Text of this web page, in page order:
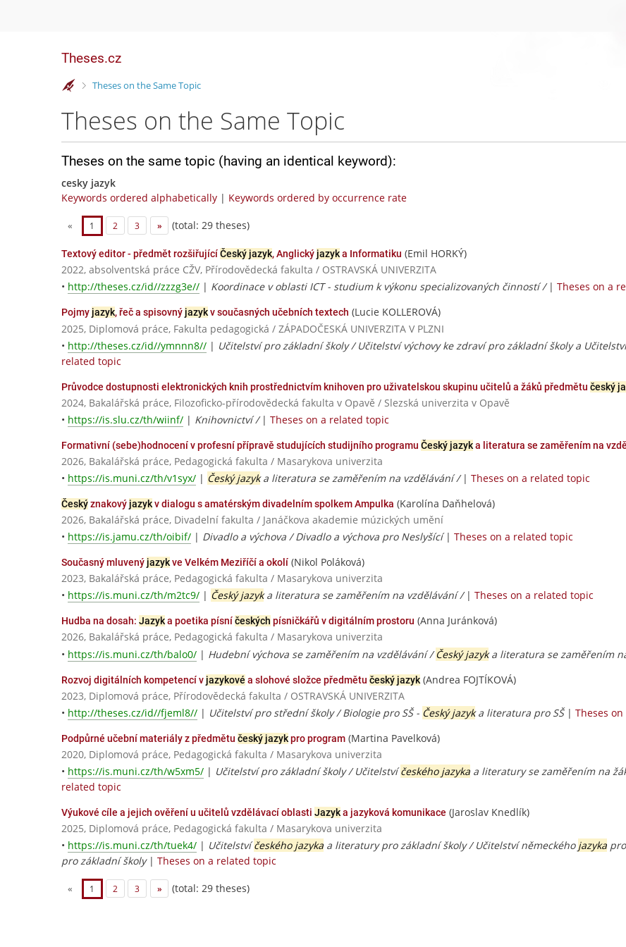
Theses.cz
>
Theses on the Same Topic
Theses on the Same Topic
Theses on the same topic (having an identical keyword):
cesky jazyk
Keywords ordered alphabetically | Keywords ordered by occurrence rate
« 1 2 3 » (total: 29 theses)
Textový editor - předmět rozšiřujícíČeský jazyk, Anglický jazyka Informatiku (Emil HORKÝ)
2022, absolventská práce CŽV, Přírodovědecká fakulta / OSTRAVSKÁ UNIVERZITA
• http://theses.cz/id//zzzg3e// | Koordinace v oblasti ICT - studium k výkonu specializovaných činností / | Theses on a
Pojmy jazyk, řeč a spisovný jazykv současných učebních textech (Lucie KOLLEROVÁ)
2025, Diplomová práce, Fakulta pedagogická / ZÁPADOČESKÁ UNIVERZITA V PLZNI
• http://theses.cz/id//ymnnn8// | Učitelství pro základní školy / Učitelství výchovy ke zdraví pro základní školy a
related topic
Průvodce dostupnosti elektronických knih prostřednictvím knihoven pro uživatelskou skupinu učitelů a žáků předmětu český
2024, Bakalářská práce, Filozoficko-přírodovědecká fakulta v Opavě / Slezská univerzita v Opavě
• https://is.slu.cz/th/wiinf/ | Knihovnictví / | Theses on a related topic
Formativní (sebe)hodnocení v profesní přípravě studujících studijního programu Český jazyka literatura se zaměřením na
2026, Bakalářská práce, Pedagogická fakulta / Masarykova univerzita
• https://is.muni.cz/th/v1syx/ | Český jazyka literatura se zaměřením na vzdělávání / | Theses on a related topic
Českýznakový jazykv dialogu s amatérským divadelním spolkem Ampulka (Karolína Daňhelová)
2026, Bakalářská práce, Divadelní fakulta / Janáčkova akademie múzických umění
• https://is.jamu.cz/th/oibif/ | Divadlo a výchova / Divadlo a výchova pro Neslyšící| Theses on a related topic
Současný mluvený jazykve Velkém Meziříčí a okolí (Nikol Poláková)
2023, Bakalářská práce, Pedagogická fakulta / Masarykova univerzita
• https://is.muni.cz/th/m2tc9/ | Český jazyka literatura se zaměřením na vzdělávání / | Theses on a related topic
Hudba na dosah: Jazyka poetika písníčeských písničkářů v digitálním prostoru (Anna Juránková)
2026, Bakalářská práce, Pedagogická fakulta / Masarykova univerzita
• https://is.muni.cz/th/balo0/ | Hudební výchova se zaměřením na vzdělávání /Český jazyka literatura se zaměřením
Rozvoj digitálních kompetencí v jazykové a slohové složce předmětu český jazyk (Andrea FOJTÍKOVÁ)
2023, Diplomová práce, Přírodovědecká fakulta / OSTRAVSKÁ UNIVERZITA
• http://theses.cz/id//fjeml8// | Učitelství pro střední školy / Biologie pro SŠ - Český jazyka literatura pro SŠ| Theses
Podpůrné učební materiály z předmětu český jazykpro program (Martina Pavelková)
2020, Diplomová práce, Pedagogická fakulta / Masarykova univerzita
• https://is.muni.cz/th/w5xm5/ | Učitelství pro základní školy / Učitelstvíčeského jazyka a literatury se zaměřením na
related topic
Výukové cíle a jejich ověření u učitelů vzdělávací oblasti Jazyka jazyková komunikace (Jaroslav Knedlík)
2025, Diplomová práce, Pedagogická fakulta / Masarykova univerzita
• https://is.muni.cz/th/tuek4/ | Učitelstvíčeského jazyka a literatury pro základní školy / Učitelství německého jazyka
pro základní školy| Theses on a related topic
« 1 2 3 » (total: 29 theses)